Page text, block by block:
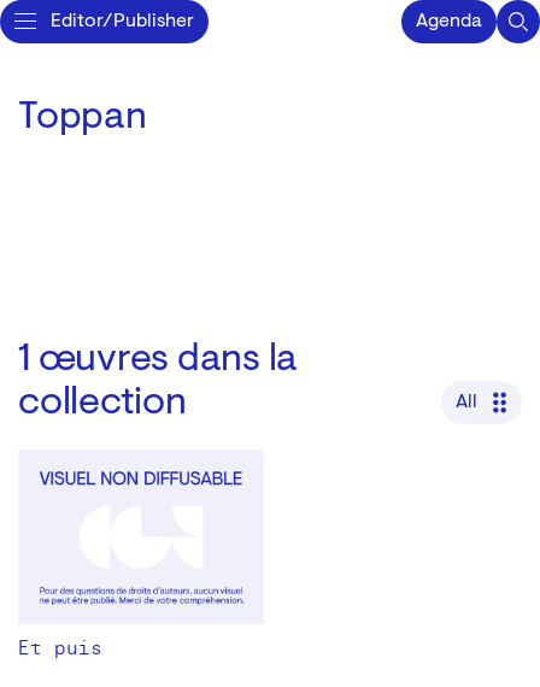
Editor/Publisher Agenda
Toppan
1 œuvres dans la
collection
All
Et puis